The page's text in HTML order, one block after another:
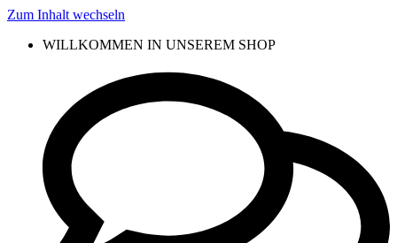
Zum Inhalt wechseln
WILLKOMMEN IN UNSEREM SHOP